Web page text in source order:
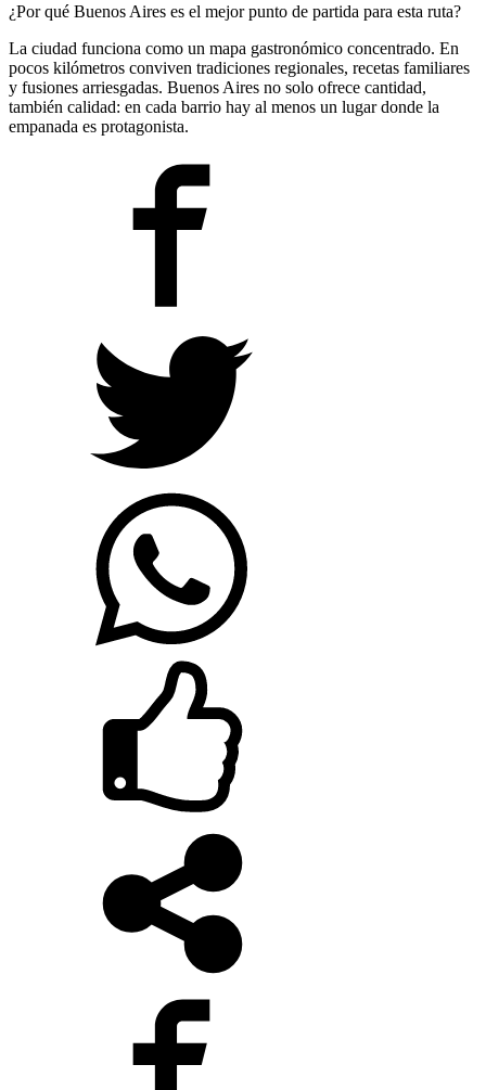
¿Por qué Buenos Aires es el mejor punto de partida para esta ruta?
La ciudad funciona como un mapa gastronómico concentrado. En
pocos kilómetros conviven tradiciones regionales, recetas familiares
y fusiones arriesgadas. Buenos Aires no solo ofrece cantidad,
también calidad: en cada barrio hay al menos un lugar donde la
empanada es protagonista.